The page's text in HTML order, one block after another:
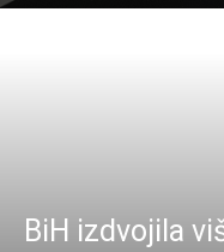
BiH izdvojila